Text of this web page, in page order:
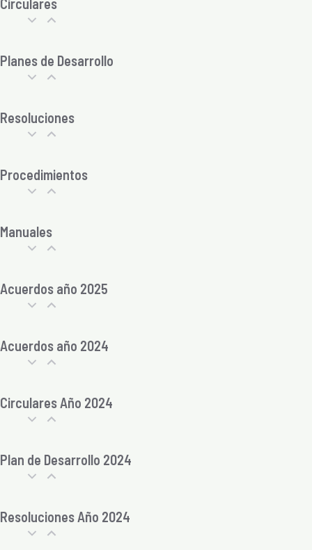
Planes de Desarrollo
Resoluciones
Procedimientos
Manuales
Acuerdos año 2025
Acuerdos año 2024
Circulares Año 2024
Plan de Desarrollo 2024
Resoluciones Año 2024